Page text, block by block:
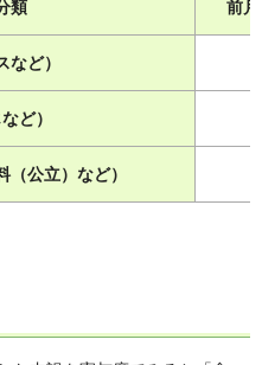
類 前
ど）
ど）
公立）など）